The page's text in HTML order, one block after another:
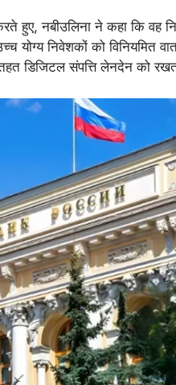
हुए, नबीउलिना ने कहा कि वह
योग्य निवेशकों को विनियमित
डिजिटल संपत्ति लेनदेन को